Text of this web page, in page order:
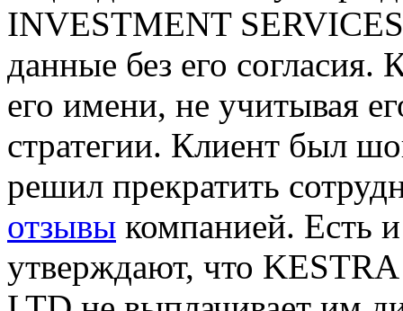
INVESTMENT
данные без его
его имени, не учитывая
стратегии. Клиент был
решил прекратить
отзывы компанией. Есть
утверждают, что